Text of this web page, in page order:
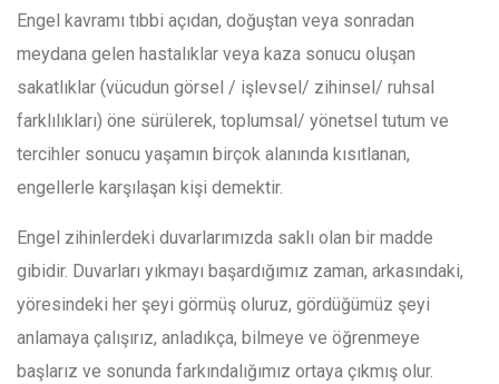
Engel kavramı tıbbi açıdan, doğuştan veya sonradan
meydana gelen hastalıklar veya kaza sonucu oluşan
sakatlıklar (vücudun görsel / işlevsel/ zihinsel/ ruhsal
farklılıkları) öne sürülerek, toplumsal/ yönetsel tutum ve
tercihler sonucu yaşamın birçok alanında kısıtlanan,
engellerle karşılaşan kişi demektir.
Engel zihinlerdeki duvarlarımızda saklı olan bir madde
gibidir. Duvarları yıkmayı başardığımız zaman, arkasındaki,
yöresindeki her şeyi görmüş oluruz, gördüğümüz şeyi
anlamaya çalışırız, anladıkça, bilmeye ve öğrenmeye
başlarız ve sonunda farkındalığımız ortaya çıkmış olur.